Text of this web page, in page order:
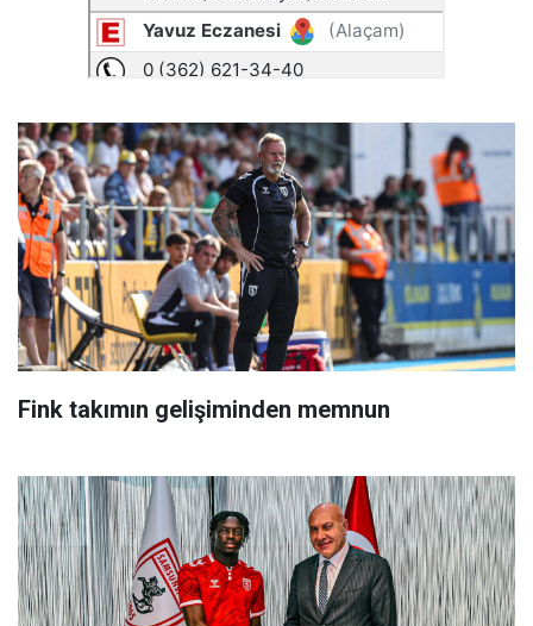
Fink takımın gelişiminden memnun